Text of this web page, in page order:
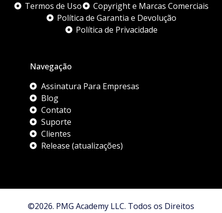
Termos de Uso
Copyright e Marcas Comerciais
Política de Garantia e Devolução
Política de Privacidade
Navegação
Assinatura Para Empresas
Blog
Contato
Suporte
Clientes
Release (atualizações)
©2026. PMG Academy LLC. Todos os Direitos